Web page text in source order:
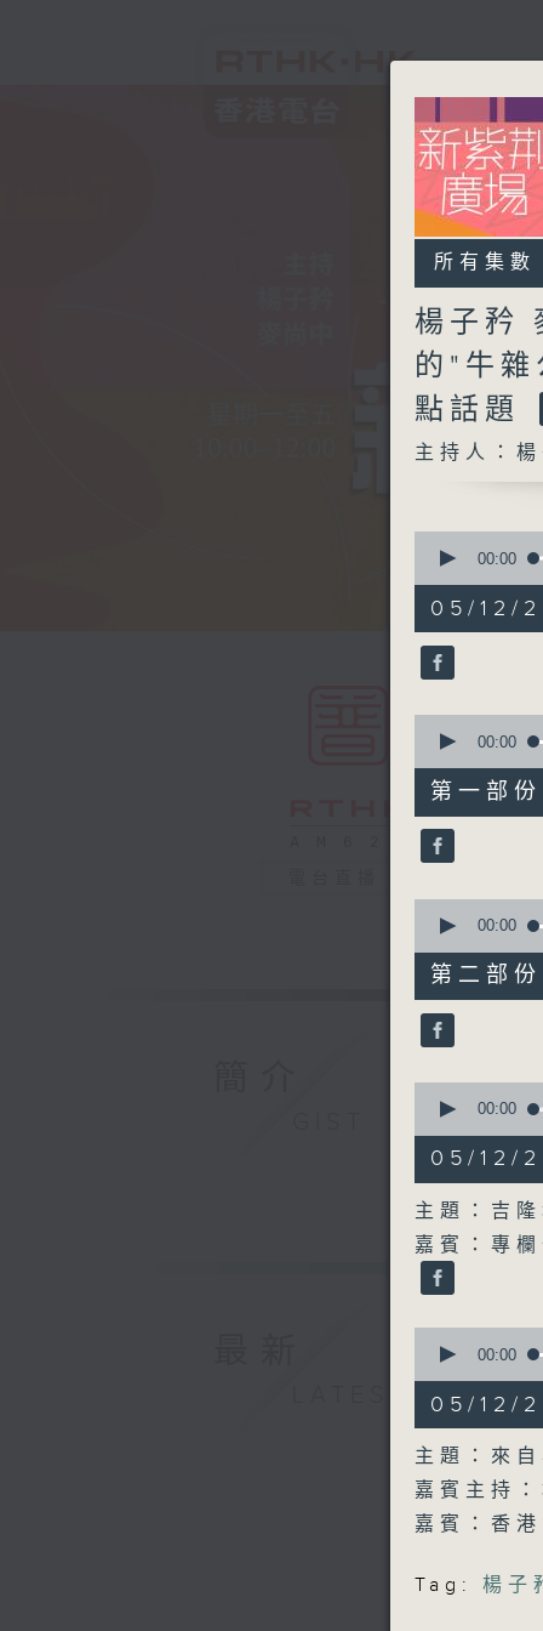
所有集數
楊子矜
的"牛
點話題
主持人：
seconds
hour,
50
minutes,
0
90%
00:00
05/12/
seconds
55
minutes,
0
seconds
90%
00:00
第一部
seconds
55
minutes,
9
seconds
90%
00:00
第二部
seconds
13
minutes,
15
seconds
90%
00:00
05/12/
主題：吉
嘉賓：專
seconds
53
minutes,
15
seconds
90%
00:00
05/12/
主題：來
嘉賓主持
嘉賓：香
Tag: 楊子